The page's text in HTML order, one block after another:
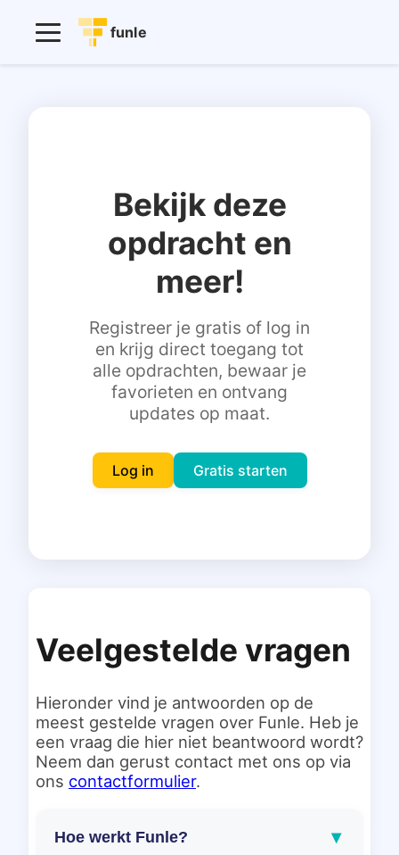
funle
Inloggen
Gratis starten
Bekijk deze
opdracht en
meer!
Registreer je gratis of log in
en krijg direct toegang tot
alle opdrachten, bewaar je
favorieten en ontvang
updates op maat.
Log in Gratis starten
Veelgestelde vragen
Hieronder vind je antwoorden op de
meest gestelde vragen over Funle. Heb je
een vraag die hier niet beantwoord wordt?
Neem dan gerust contact met ons op via
ons contactformulier.
Hoe werkt Funle? ▾